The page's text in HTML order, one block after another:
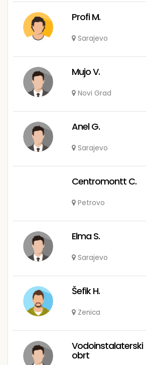
Profi M.
Sarajevo
Mujo V.
Novi Grad
Anel G.
Sarajevo
Centromontt C.
Petrovo
Elma S.
Sarajevo
Šefik H.
Zenica
Vodoinstalaterski
obrt